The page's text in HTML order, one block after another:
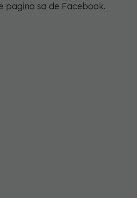
pagina sa de Facebook.